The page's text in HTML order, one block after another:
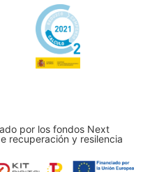
por los fondos Next
recuperación y resilencia